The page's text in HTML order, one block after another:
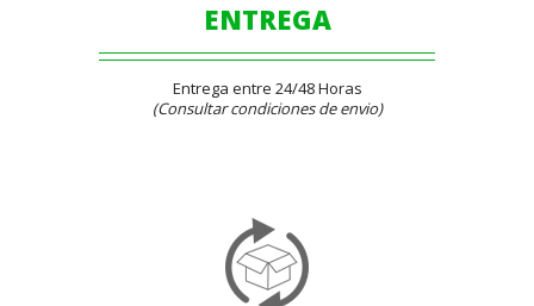
ENTREGA
Entrega entre 24/48 Horas
(Consultar condiciones de envio)